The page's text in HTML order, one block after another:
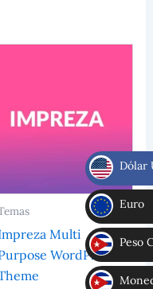
Multi
WordPress
$
Dólar
€
Euro
CUP
Peso